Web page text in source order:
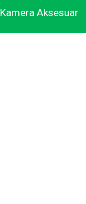
Kamera Aksesuar